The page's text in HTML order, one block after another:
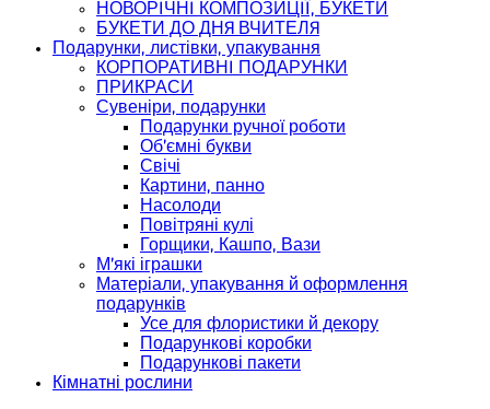
НОВОРІЧНІ КОМПОЗИЦІЇ, БУКЕТИ
БУКЕТИ ДО ДНЯ ВЧИТЕЛЯ
Подарунки, листівки, упакування
КОРПОРАТИВНІ ПОДАРУНКИ
ПРИКРАСИ
Сувеніри, подарунки
Подарунки ручної роботи
Об'ємні букви
Свічі
Картини, панно
Насолоди
Повітряні кулі
Горщики, Кашпо, Вази
М'які іграшки
Матеріали, упакування й оформлення
подарунків
Усе для флористики й декору
Подарункові коробки
Подарункові пакети
Кімнатні рослини